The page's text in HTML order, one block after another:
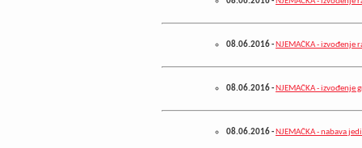
08.06.2016-NJEMAČKA - izvođenje
08.06.2016-NJEMAČKA - izvođenje
08.06.2016-NJEMAČKA - nabava